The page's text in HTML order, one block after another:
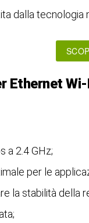
dalla tecnologia
Ethernet Wi-
a 2.4 GHz;
per le
la stabilità della